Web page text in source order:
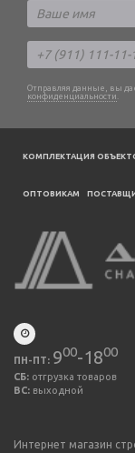
Отправляя данные, вы
конфиденциальности .
КОМПЛЕКТАЦИЯ
ОПТОВИКАМ
ПН-ПТ: 900-1800
СБ: отгрузка товаров
ВС: выходной
Интернет магазин